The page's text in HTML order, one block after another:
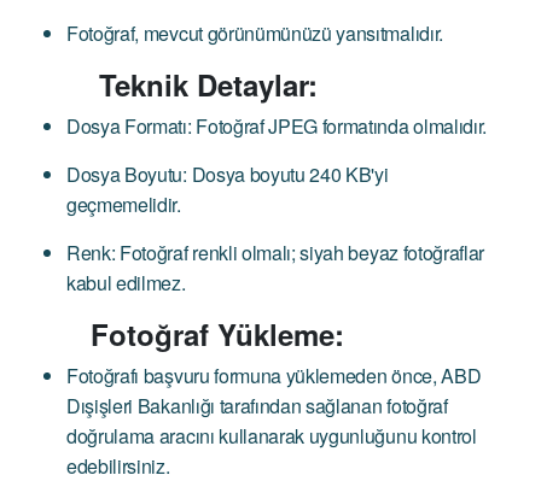
Fotoğraf, mevcut görünümünüzü yansıtmalıdır.
Teknik Detaylar:
Dosya Formatı: Fotoğraf JPEG formatında olmalıdır.
Dosya Boyutu: Dosya boyutu 240 KB'yi
geçmemelidir.
Renk: Fotoğraf renkli olmalı; siyah beyaz fotoğraflar
kabul edilmez.
Fotoğraf Yükleme:
Fotoğrafı başvuru formuna yüklemeden önce, ABD
Dışişleri Bakanlığı tarafından sağlanan fotoğraf
doğrulama aracını kullanarak uygunluğunu kontrol
edebilirsiniz.